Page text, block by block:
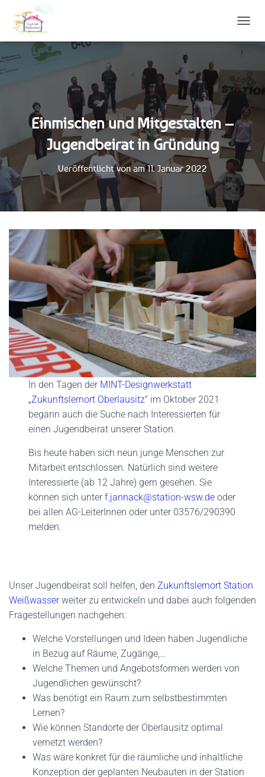
A
G
A
T
I
O
U
M
S
L
E
N
Einmischen und Mitgestalten –
Jugendbeirat in Gründung
Veröffentlicht vonam11. Januar 2022
In den Tagen der MINT-Designwerkstatt
„Zukunftslernort Oberlausitz“ im Oktober 2021
begann auch die Suche nach Interessierten für
einen Jugendbeirat unserer Station.
Bis heute haben sich neun junge Menschen zur
Mitarbeit entschlossen. Natürlich sind weitere
Interessierte (ab 12 Jahre) gern gesehen. Sie
können sich unterf.jannack@station-wsw.de oder
bei allen AG-LeiterInnen oder unter 03576/290390
melden.
Unser Jugendbeirat soll helfen, den Zukunftslernort Station
Weißwasserweiter zu entwickeln und dabei auch folgenden
Fragestellungen nachgehen:
Welche Vorstellungen und Ideen haben Jugendliche
in Bezug auf Räume, Zugänge,…
Welche Themen und Angebotsformen werden von
Jugendlichen gewünscht?
Was benötigt ein Raum zum selbstbestimmten
Lernen?
Wie können Standorte der Oberlausitz optimal
vernetzt werden?
Was wäre konkret für die räumliche und inhaltliche
Konzeption der geplanten Neubauten in der Station